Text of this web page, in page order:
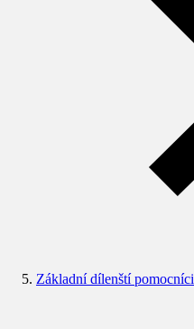
Základní dílenští pomocníci